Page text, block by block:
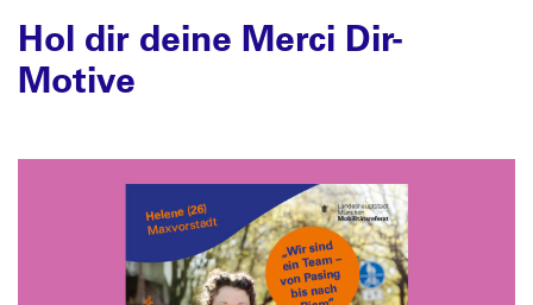
Hol dir deine Merci Dir-
Motive